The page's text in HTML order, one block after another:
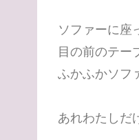
ソファーに
目の前のテー
ふかふかソフ
あれわたしだ